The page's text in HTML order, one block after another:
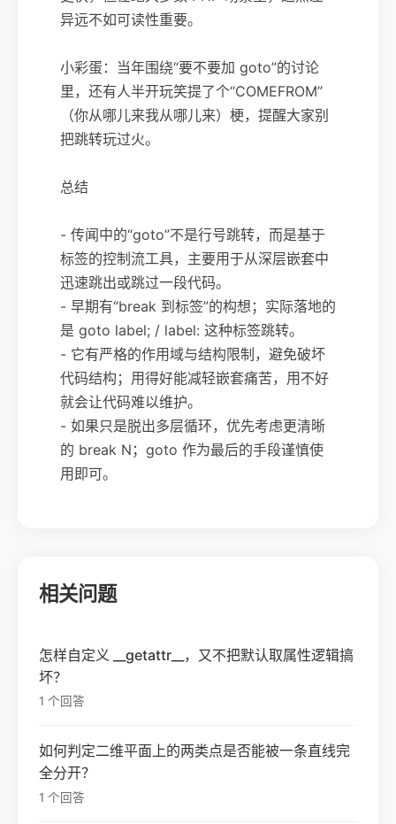
异远不如可读性重要。
小彩蛋：当年围绕“要不要加 goto”的讨论
里，还有人半开玩笑提了个“COMEFROM”
（你从哪儿来我从哪儿来）梗，提醒大家别
把跳转玩过火。
总结
- 传闻中的“goto”不是行号跳转，而是基于
标签的控制流工具，主要用于从深层嵌套中
迅速跳出或跳过一段代码。
- 早期有“break 到标签”的构想；实际落地的
是 goto label; / label: 这种标签跳转。
- 它有严格的作用域与结构限制，避免破坏
代码结构；用得好能减轻嵌套痛苦，用不好
就会让代码难以维护。
- 如果只是脱出多层循环，优先考虑更清晰
的 break N；goto 作为最后的手段谨慎使
用即可。
相关问题
怎样自定义 __getattr__，又不把默认取属性逻辑搞
坏？
1 个回答
如何判定二维平面上的两类点是否能被一条直线完
全分开？
1 个回答